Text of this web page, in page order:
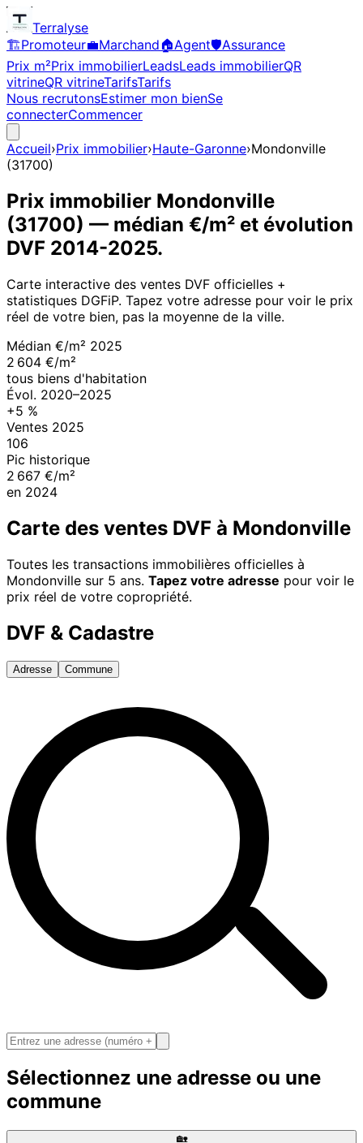
Terralyse
🏗️Promoteur💼Marchand🏠Agent🛡️Assurance
Prix m²Prix immobilierLeadsLeads immobilierQR
vitrineQR vitrineTarifsTarifs
Nous recrutonsEstimer mon bienSe
connecterCommencer
Accueil›Prix immobilier›Haute-Garonne›Mondonville
(31700)
Prix immobilier Mondonville
(31700) — médian €/m² et évolution
DVF 2014-2025.
Carte interactive des ventes DVF officielles +
statistiques DGFiP. Tapez votre adresse pour voir le prix
réel de votre bien, pas la moyenne de la ville.
Médian €/m² 2025
2 604 €/m²
tous biens d'habitation
Évol. 2020–2025
+5 %
Ventes 2025
106
Pic historique
2 667 €/m²
en 2024
Carte des ventes DVF à Mondonville
Toutes les transactions immobilières officielles à
Mondonville sur 5 ans. Tapez votre adresse pour voir le
prix réel de votre copropriété.
DVF & Cadastre
Adresse Commune
Sélectionnez une adresse ou une
commune
🏡